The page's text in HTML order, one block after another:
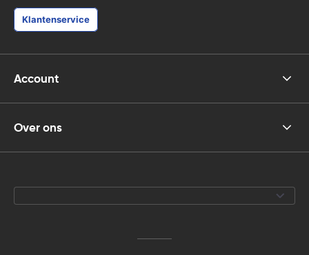
Klantenservice
Account
Over ons